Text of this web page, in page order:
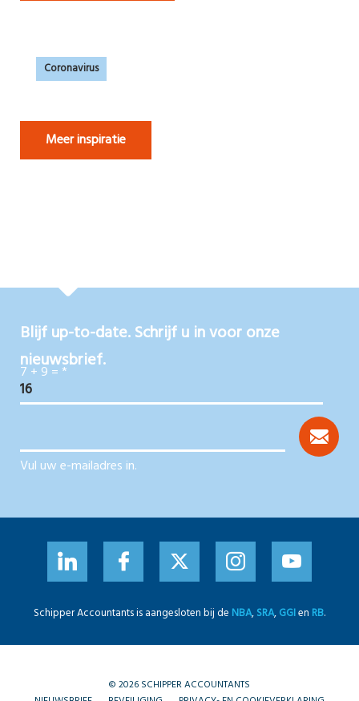
Coronavirus
Meer inspiratie
Blijf up-to-date. Schrijf u in voor onze
nieuwsbrief.
7 + 9 = *
Vul uw e-mailadres in.
Schipper Accountants is aangesloten bij de NBA,SRA,GGIen RB.
© 2026 SCHIPPER ACCOUNTANTS